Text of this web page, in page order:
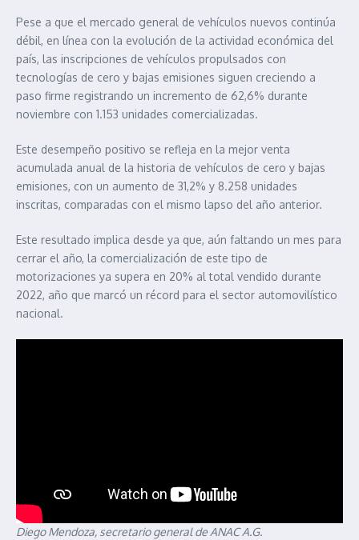
Pese a que el mercado general de vehículos nuevos continúa
débil, en línea con la evolución de la actividad económica del
país, las inscripciones de vehículos propulsados con
tecnologías de cero y bajas emisiones siguen creciendo a
paso firme registrando un incremento de 62,6% durante
noviembre con 1.153 unidades comercializadas.
Este desempeño positivo se refleja en la mejor venta
acumulada anual de la historia de vehículos de cero y bajas
emisiones, con un aumento de 31,2% y 8.258 unidades
inscritas, comparadas con el mismo lapso del año anterior.
Este resultado implica desde ya que, aún faltando un mes para
cerrar el año, la comercialización de este tipo de
motorizaciones ya supera en 20% al total vendido durante
2022, año que marcó un récord para el sector automovilístico
nacional.
Diego Mendoza, secretario general de ANAC A.G.